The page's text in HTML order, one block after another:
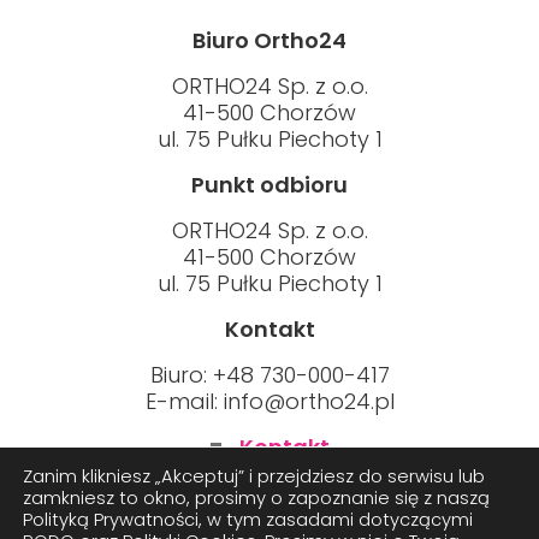
Biuro Ortho24
ORTHO24 Sp. z o.o.
41-500 Chorzów
ul. 75 Pułku Piechoty 1
Punkt odbioru
ORTHO24 Sp. z o.o.
41-500 Chorzów
ul. 75 Pułku Piechoty 1
Kontakt
Biuro: +48 730-000-417
E-mail: info@ortho24.pl
Kontakt
Polityka prywatności
Cookies
Zanim klikniesz „Akceptuj” i przejdziesz do serwisu lub
zamkniesz to okno, prosimy o zapoznanie się z naszą
Polityką Prywatności, w tym zasadami dotyczącymi